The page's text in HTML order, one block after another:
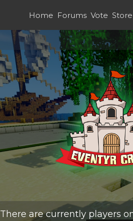
Home Forums Vote Store
There are currently players